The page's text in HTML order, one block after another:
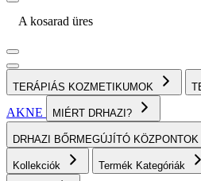
A kosarad üres
TERÁPIÁS KOZMETIKUMOK
AKNE
MIÉRT DRHAZI?
DRHAZI BŐRMEGÚJÍTÓ KÖZPONTOK
Kollekciók Termék Kategóriák